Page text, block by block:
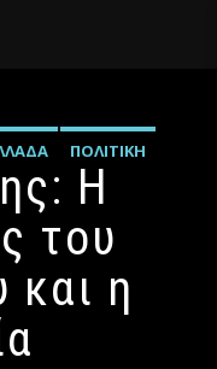
ΠΟΛΙΤΙΚΉ
Η
του
και η